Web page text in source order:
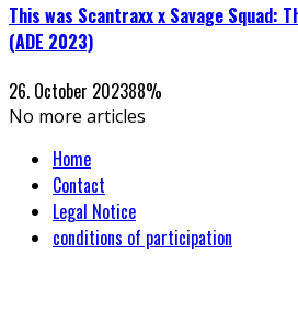
This was Scantraxx x Savage Squad:
(ADE 2023)
26. October 202388%
No more articles
Home
Contact
Legal Notice
conditions of participation